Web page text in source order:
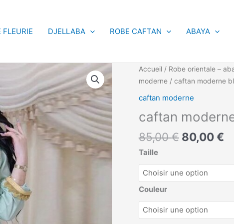
FLEURIE DJELLABA ROBE CAFTAN ABAYA
Accueil/ Robe orientale –
moderne/ caftan moderne
caftan moderne
caftan
85,00€
Le
prix
était :
85,00 €.
80,00€
Taille
Couleur
quantité
de
caftan
moderne
bleu